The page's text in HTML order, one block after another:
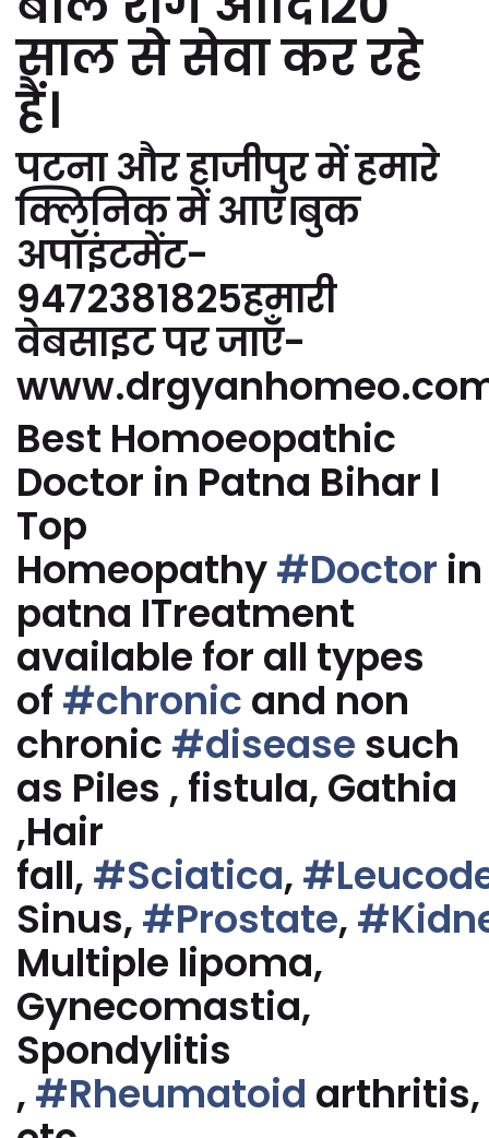
साल से सेवा कर रहे
हैं।
पटना और हाजीपुर में हमारे
क्लिनिक में आएं।बुक
अपॉइंटमेंट-
9472381825हमारी
वेबसाइट पर जाएँ-
Best Homoeopathic
Doctor in Patna Bihar I
Top
Homeopathy#Doctor in
patna ITreatment
available for all types
of #chronic and non
chronic #disease such
as Piles , fistula, Gathia
,Hair
fall, #Sciatica,
Sinus, #Prostate,
Multiple lipoma,
Gynecomastia,
Spondylitis
, #Rheumatoid arthritis,